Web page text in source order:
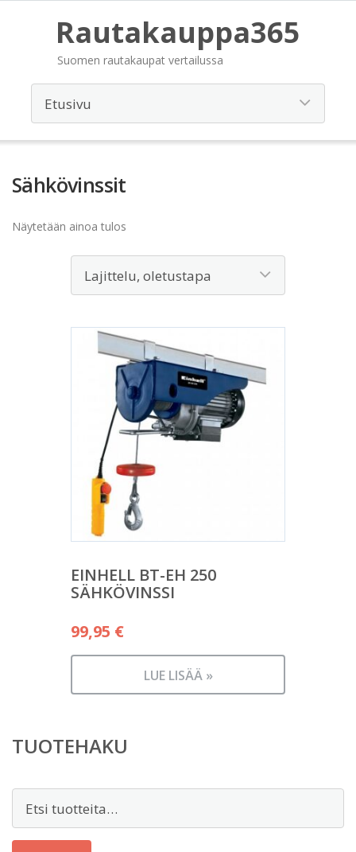
Rautakauppa365
Suomen rautakaupat vertailussa
Sähkövinssit
Näytetään ainoa tulos
EINHELL BT-EH 250
SÄHKÖVINSSI
99,95 €
LUE LISÄÄ »
TUOTEHAKU